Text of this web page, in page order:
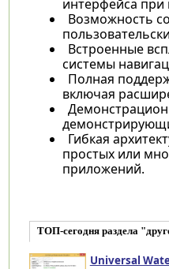
интерфейса
Возможность
Встроенные
системы
Полная
включая
Гибкая
простых или
приложений.
ТОП-сегодня раздела
Universal